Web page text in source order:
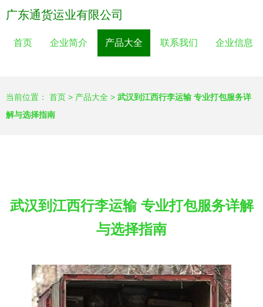
广东通货运业有限公司
首页 企业简介 产品大全 联系我们 企业信息
当前位置： 首页 > 产品大全 > 武汉到江西行李运输 专业打包服务详
解与选择指南
武汉到江西行李运输 专业打包服务详解
与选择指南